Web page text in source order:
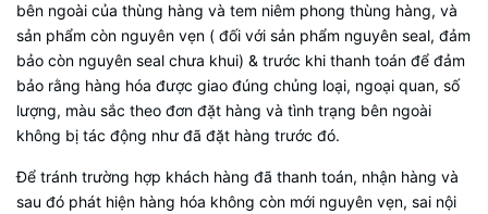
bên ngoài của thùng hàng và tem niêm phong thùng hàng, và
sản phẩm còn nguyên vẹn ( đối với sản phẩm nguyên seal, đảm
bảo còn nguyên seal chưa khui) & trước khi thanh toán để đảm
bảo rằng hàng hóa được giao đúng chủng loại, ngoại quan, số
lượng, màu sắc theo đơn đặt hàng và tình trạng bên ngoài
không bị tác động như đã đặt hàng trước đó.
Để tránh trường hợp khách hàng đã thanh toán, nhận hàng và
sau đó phát hiện hàng hóa không còn mới nguyên vẹn, sai nội